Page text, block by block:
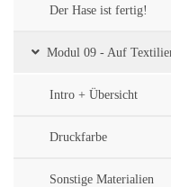
Der Hase ist fertig!
Modul 09 - Auf
Intro + Übersicht
Druckfarbe
Sonstige Materialien